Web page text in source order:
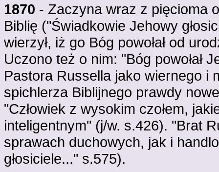
1870 - Zaczyna wraz z pięcioma
Biblię ("Świadkowie Jehowy
wierzył, iż go Bóg powołał od
Uczono też o nim: "Bóg powołał
Pastora Russella jako wiernego i
spichlerza Biblijnego prawdy
"Człowiek z wysokim czołem,
inteligentnym" (j/w. s.426). "Brat
sprawach duchowych, jak i
głosiciele..." s.575).